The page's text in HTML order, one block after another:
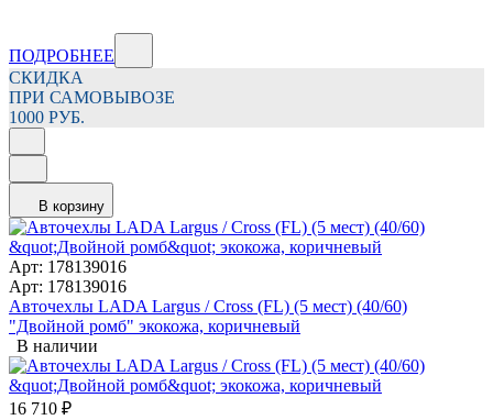
ПОДРОБНЕЕ
СКИДКА
ПРИ САМОВЫВОЗЕ
1000 РУБ.
В корзину
Арт: 178139016
Арт: 178139016
Авточехлы LADA Largus / Cross (FL) (5 мест) (40/60)
"Двойной ромб" экокожа, коричневый
В наличии
16 710 ₽